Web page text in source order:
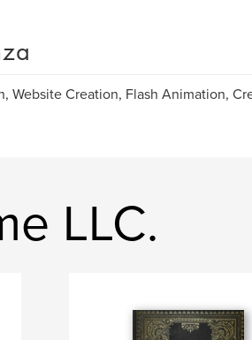
Website Creation, Flash Animation,
LLC.